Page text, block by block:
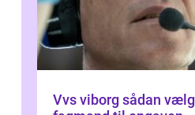
Vvs viborg sådan vælger du den rette